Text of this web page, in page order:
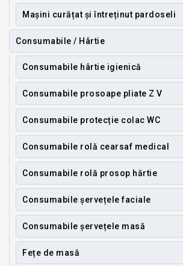
Mașini curățat și întreținut pardoseli
Consumabile / Hârtie
Consumabile hârtie igienică
Consumabile prosoape pliate Z V
Consumabile protecție colac WC
Consumabile rolă cearsaf medical
Consumabile rolă prosop hărtie
Consumabile șervețele faciale
Consumabile șervețele masă
Fețe de masă